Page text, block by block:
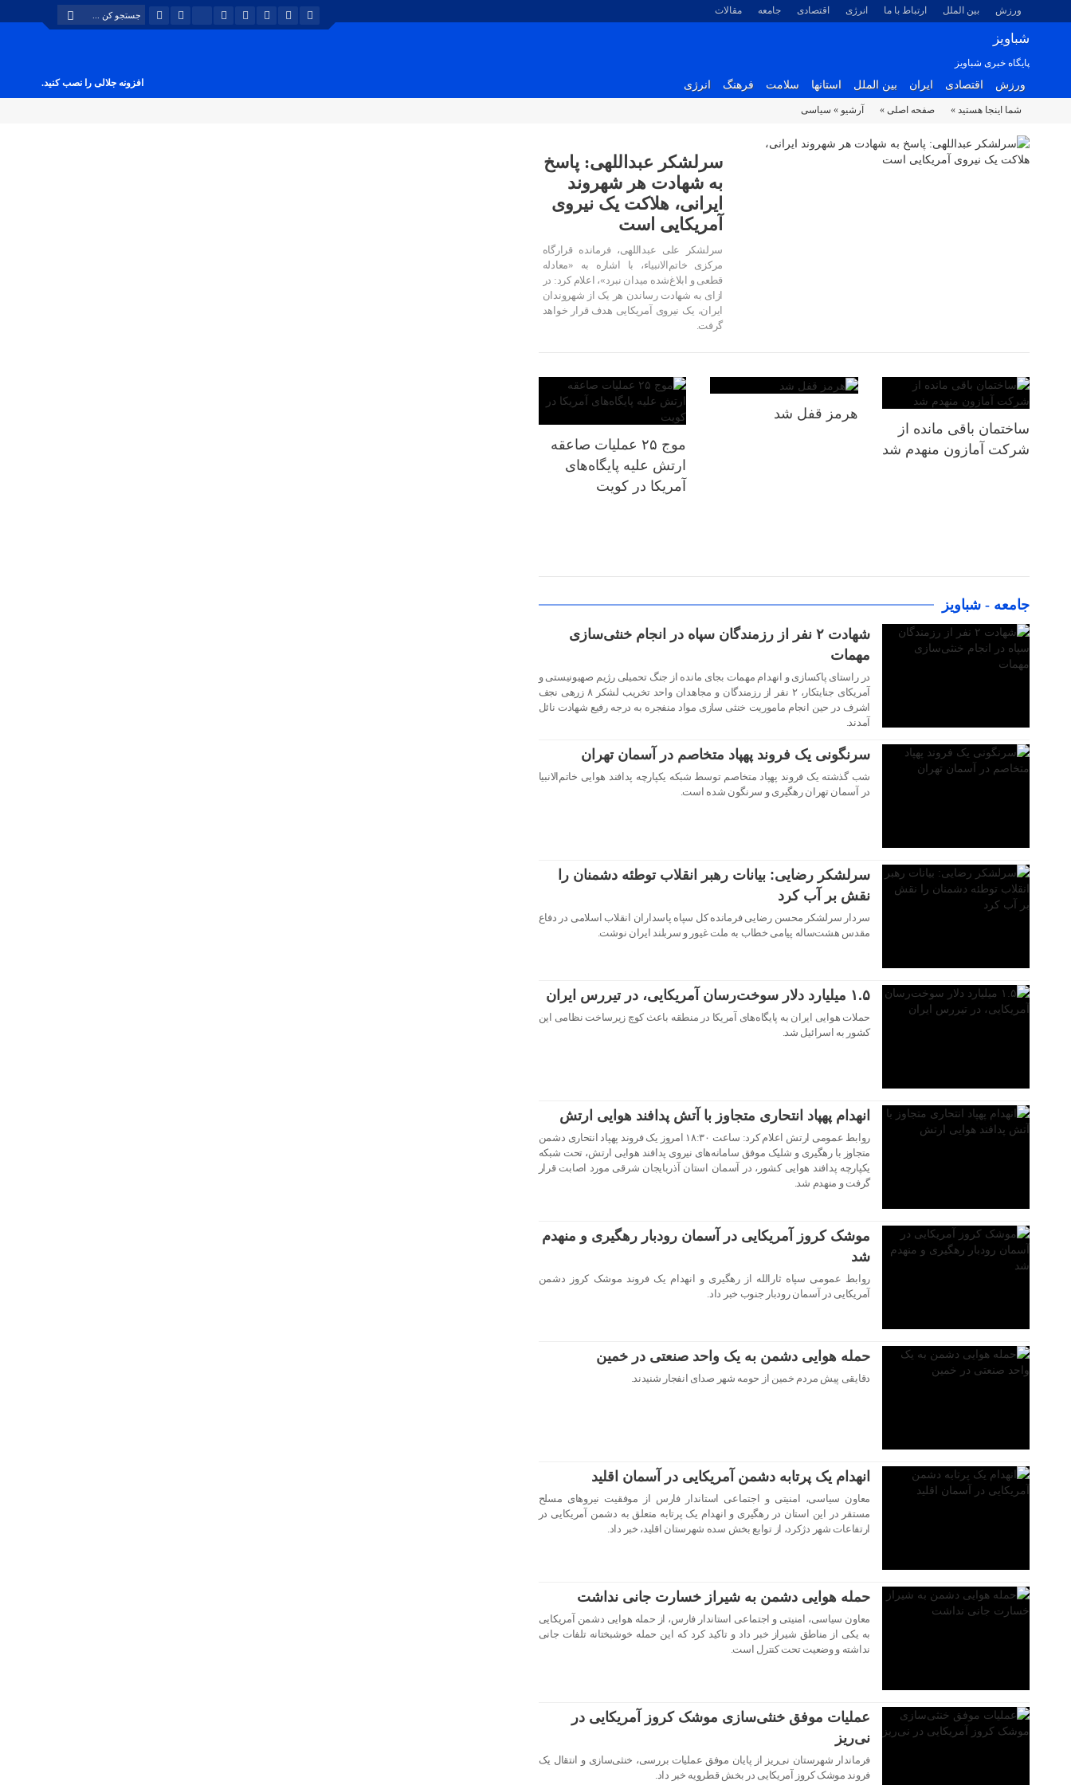
ورزش بین الملل ارتباط با ما انرژی اقتصادی جامعه مقالات
شباویز
پایگاه خبری شباویز
ورزش اقتصادی ایران بین الملل استانها سلامت فرهنگ انرژی افزونه جلالی را نصب کنید.
شما اینجا هستید » صفحه اصلی » آرشیو » سیاسی
سرلشکر عبداللهی: پاسخ
به شهادت هر شهروند
ایرانی، هلاکت یک نیروی
آمریکایی است
سرلشکر علی عبداللهی، فرمانده قرارگاه
مرکزی خاتم‌الانبیاء، با اشاره به «معادله
قطعی و ابلاغ‌شده میدان نبرد»، اعلام کرد: در
ازای به شهادت رساندن هر یک از شهروندان
ایران، یک نیروی آمریکایی هدف قرار خواهد
گرفت.
ساختمان باقی مانده از
شرکت آمازون منهدم شد
هرمز قفل شد
موج ۲۵ عملیات صاعقه
ارتش علیه پایگاه‌های
آمریکا در کویت
جامعه - شباویز
شهادت ۲ نفر از رزمندگان سپاه در انجام خنثی‌سازی
مهمات
در راستای پاکسازی و انهدام مهمات بجای مانده از جنگ تحمیلی رژیم صهیونیستی و
آمریکای جنایتکار، ۲ نفر از رزمندگان و مجاهدان واحد تخریب لشکر ۸ زرهی نجف
اشرف در حین انجام ماموریت خنثی سازی مواد منفجره به درجه رفیع شهادت نائل
آمدند.
سرنگونی یک فروند پهپاد متخاصم در آسمان تهران
شب گذشته یک فروند پهپاد متخاصم توسط شبکه یکپارچه پدافند هوایی خاتم‌الانبیا
در آسمان تهران رهگیری و سرنگون شده است.
سرلشکر رضایی: بیانات رهبر انقلاب توطئه دشمنان را
نقش بر آب کرد
سردار سرلشکر محسن رضایی فرمانده کل سپاه پاسداران انقلاب اسلامی در دفاع
مقدس هشت‌ساله پیامی خطاب به ملت غیور و سربلند ایران نوشت.
۱.۵ میلیارد دلار سوخت‌رسان آمریکایی، در تیررس ایران
حملات هوایی ایران به پایگاه‌های آمریکا در منطقه باعث کوچ زیرساخت نظامی این
کشور به اسرائیل شد.
انهدام پهپاد انتحاری متجاوز با آتش پدافند هوایی ارتش
روابط عمومی ارتش اعلام کرد: ساعت ۱۸:۳۰ امروز یک فروند پهپاد انتحاری دشمن
متجاوز با رهگیری و شلیک موفق سامانه‌های نیروی پدافند هوایی ارتش، تحت شبکه
یکپارچه پدافند هوایی کشور، در آسمان استان آذربایجان شرقی مورد اصابت قرار
گرفت و منهدم شد.
موشک کروز آمریکایی در آسمان رودبار رهگیری و منهدم
شد
روابط عمومی سپاه ثارالله از رهگیری و انهدام یک فروند موشک کروز دشمن
آمریکایی در آسمان رودبار جنوب خبر داد.
حمله هوایی دشمن به یک واحد صنعتی در خمین
دقایقی پیش مردم خمین از حومه شهر صدای انفجار شنیدند.
انهدام یک پرتابه دشمن آمریکایی در آسمان اقلید
معاون سیاسی، امنیتی و اجتماعی استاندار فارس از موفقیت نیروهای مسلح
مستقر در این استان در رهگیری و انهدام یک پرتابه متعلق به دشمن آمریکایی در
ارتفاعات شهر دژکرد، از توابع بخش سده شهرستان اقلید، خبر داد.
حمله هوایی دشمن به شیراز خسارت جانی نداشت
معاون سیاسی، امنیتی و اجتماعی استاندار فارس، از حمله هوایی دشمن آمریکایی
به یکی از مناطق شیراز خبر داد و تاکید کرد که این حمله خوشبختانه تلفات جانی
نداشته و وضعیت تحت کنترل است.
عملیات موفق خنثی‌سازی موشک کروز آمریکایی در
نی‌ریز
فرماندار شهرستان نی‌ریز از پایان موفق عملیات بررسی، خنثی‌سازی و انتقال یک
فروند موشک کروز آمریکایی در بخش قطرویه خبر داد.